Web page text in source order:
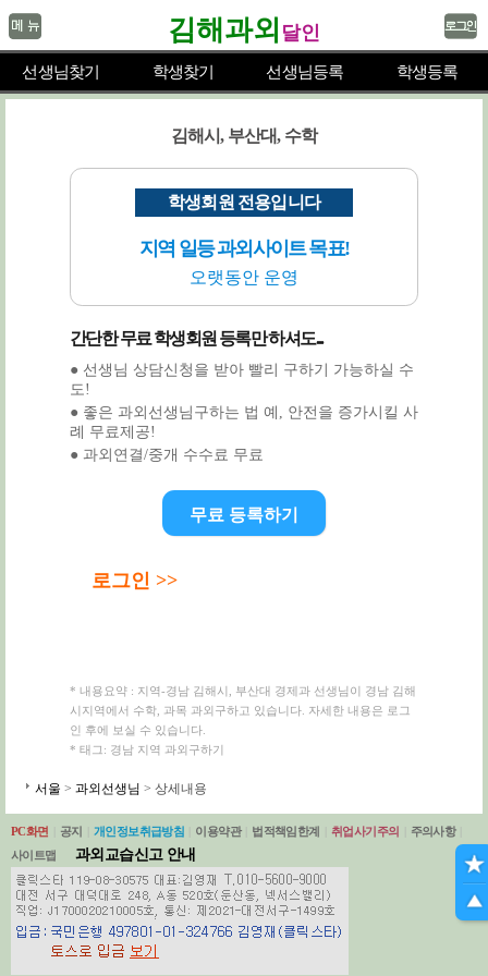
김해과외 달인
선생님찾기 학생찾기 선생님등록 학생등록
김해시, 부산대, 수학
학생회원 전용입니다
지역 일등 과외사이트 목표!
오랫동안 운영
간단한 무료 학생회원 등록만 하셔도...
● 선생님 상담신청을 받아 빨리 구하기 가능하실 수
도!
● 좋은 과외선생님구하는 법 예, 안전을 증가시킬 사
례 무료제공!
● 과외연결/중개 수수료 무료
무료 등록하기
로그인 >>
* 내용요약 : 지역-경남 김해시, 부산대 경제과 선생님이 경남 김해
시지역에서 수학, 과목 과외구하고 있습니다. 자세한 내용은 로그
인 후에 보실 수 있습니다.
* 태그: 경남 지역 과외구하기
서울 > 과외선생님 > 상세내용
PC화면 공지 개인정보취급방침 이용약관 법적책임한계 취업사기주의 주의사항
사이트맵
과외교습신고 안내